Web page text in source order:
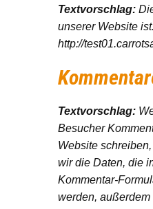
Textvorschlag:
unserer Website
http://
Textvorschlag:
Besucher
Website
wir die Daten, die
Kommentar-
werden, außerdem